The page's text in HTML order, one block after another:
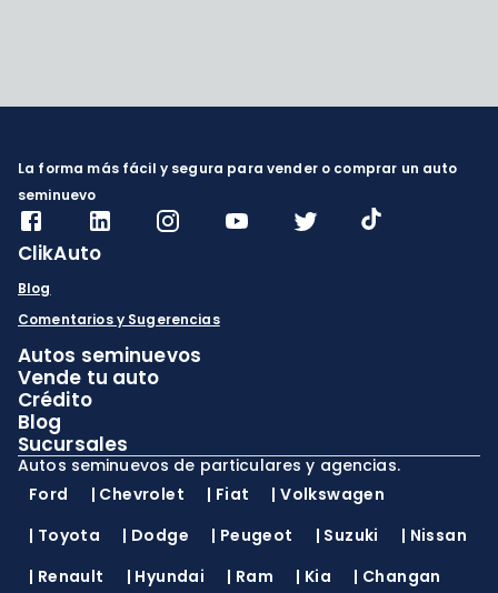
La forma más fácil y segura para vender o comprar un auto
seminuevo
ClikAuto
Blog
Comentarios y Sugerencias
Autos seminuevos
Vende tu auto
Crédito
Blog
Sucursales
Autos seminuevos de particulares y agencias.
Ford
| Chevrolet | Fiat |Volkswagen
| Toyota | Dodge | Peugeot | Suzuki | Nissan
| Renault | Hyundai | Ram | Kia | Changan